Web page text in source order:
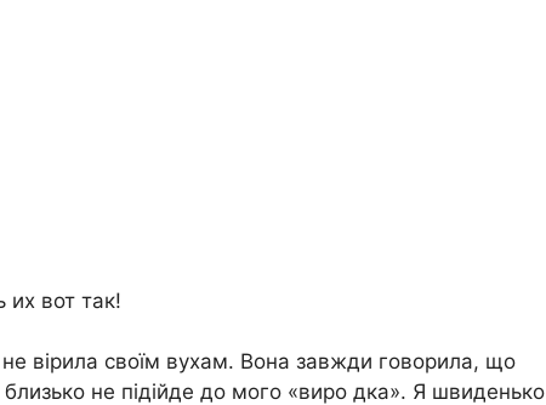
их вот так!
вірила своїм вухам. Вона завжди говорила, що
близько не підійде до мого «виро дка». Я швиденько